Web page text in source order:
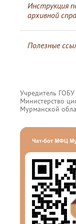
Инструкция
архивной
Полезные
Учредитель
Министерство
Мурманской